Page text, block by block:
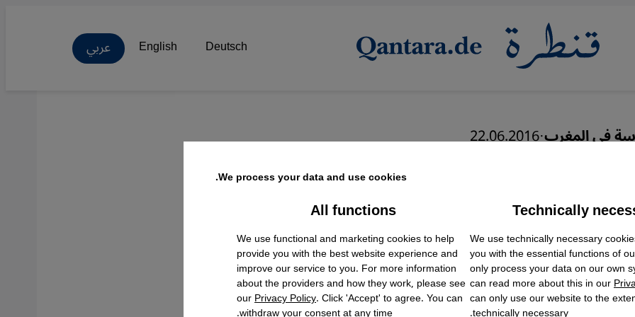
Deutsch
English عربي
في المغرب·
22.06.2016
بين الدعوي والسياسي في
المغربية
English عربي
We process your data and use cookies.
Technically
We use technically necessary
you with the essential functions of
only process your data on our own
can read more about this in our
can only use our website to the
All functions
We use functional and marketing cookies to help
provide you with the best website experience and
improve our service to you. For more information
about the providers and how they work, please see
ourPrivacy Policy. Click 'Accept' to agree. You can
Facebook Embed / Facebook Connect
Twitter Embed
Instagram Embed
Youtube Embed
Google Maps Embed